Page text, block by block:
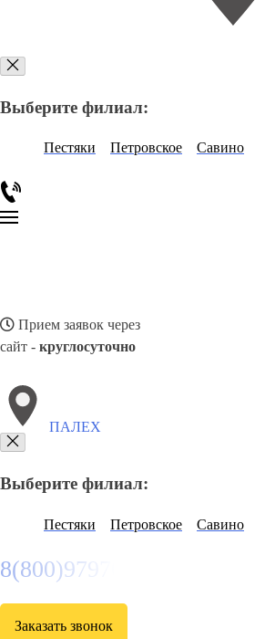
Выберите филиал:
Пестяки Петровское Савино
Прием заявок через
сайт - круглосуточно
ПАЛЕХ
Выберите филиал:
Пестяки Петровское Савино
8(800)9797043
Заказать звонок